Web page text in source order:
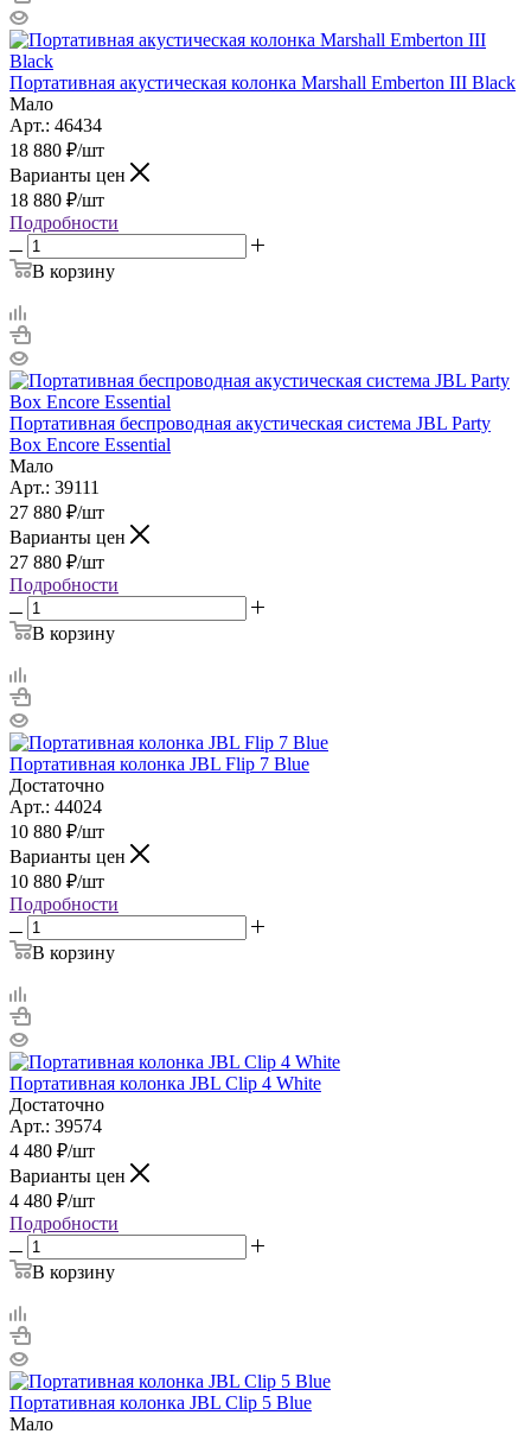
Портативная акустическая колонка Marshall Emberton III Black
Мало
Арт.: 46434
18 880 ₽/шт
Варианты цен
18 880 ₽/шт
Подробности
В корзину
Портативная беспроводная акустическая система JBL Party
Box Encore Essential
Мало
Арт.: 39111
27 880 ₽/шт
Варианты цен
27 880 ₽/шт
Подробности
В корзину
Портативная колонка JBL Flip 7 Blue
Достаточно
Арт.: 44024
10 880 ₽/шт
Варианты цен
10 880 ₽/шт
Подробности
В корзину
Портативная колонка JBL Clip 4 White
Достаточно
Арт.: 39574
4 480 ₽/шт
Варианты цен
4 480 ₽/шт
Подробности
В корзину
Портативная колонка JBL Clip 5 Blue
Мало